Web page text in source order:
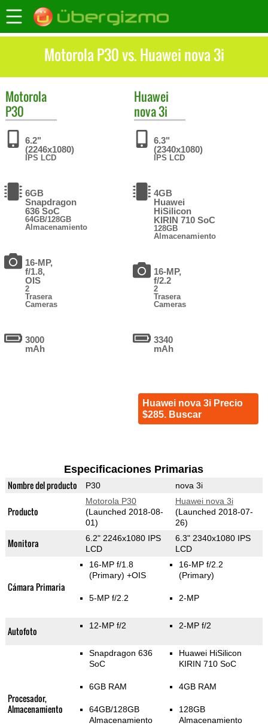
Motorola P30 vs. Huawei nova 3i
Motorola
P30
6.2"
(2246x1080)
IPS LCD
6GB
Snapdragon
636 SoC
64GB/128GB
Almacenamiento
16-MP,
f/1.8,
OIS
2
Trasera
Cameras
3000
mAh
Huawei
nova 3i
6.3"
(2340x1080)
IPS LCD
4GB
Huawei
HiSilicon
KIRIN 710 SoC
128GB
Almacenamiento
16-MP,
f/2.2
2
Trasera
Cameras
3340
mAh
Huawei nova 3i Precio
$285. Buscar
Especificaciones Primarias
Nombre del producto P30 nova 3i
Producto
Motorola P30
(Launched 2018-08-
01)
Huawei nova 3i
(Launched 2018-07-
26)
Monitora
6.2" 2246x1080 IPS
LCD
6.3" 2340x1080 IPS
LCD
Cámara Primaria
16-MP f/1.8
(Primary) +OIS
5-MP f/2.2
16-MP f/2.2
(Primary)
2-MP
Autofoto 12-MP f/2 2-MP f/2
Procesador,
Almacenamiento
Snapdragon 636
SoC
6GB RAM
64GB/128GB
Almacenamiento
Huawei HiSilicon
KIRIN 710 SoC
4GB RAM
128GB
Almacenamiento